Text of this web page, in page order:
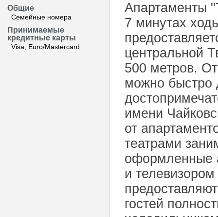
Общие
Семейные номера
Принимаемые
кредитные карты
Visa, Euro/Mastercard
Апартаменты
7 минутах
центральной
500 метров.
можно быстро
имени
от
театрами
оформленные
и
гостей